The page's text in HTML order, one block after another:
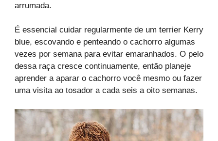
arrumada.
É essencial cuidar regularmente de um terrier Kerry
blue, escovando e penteando o cachorro algumas
vezes por semana para evitar emaranhados. O pelo
dessa raça cresce continuamente, então planeje
aprender a aparar o cachorro você mesmo ou fazer
uma visita ao tosador a cada seis a oito semanas.